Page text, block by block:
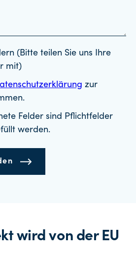
(Bitte teilen Sie uns Ihre
mit)
zur
Felder sind Pflichtfelder
werden.
wird von der EU